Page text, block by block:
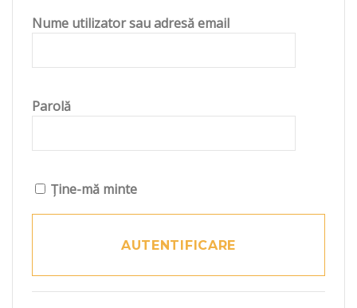
Nume utilizator sau adresă email
Parolă
Ține-mă minte